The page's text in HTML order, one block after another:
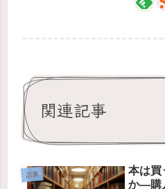
関連記事
読書
本は買
か—購